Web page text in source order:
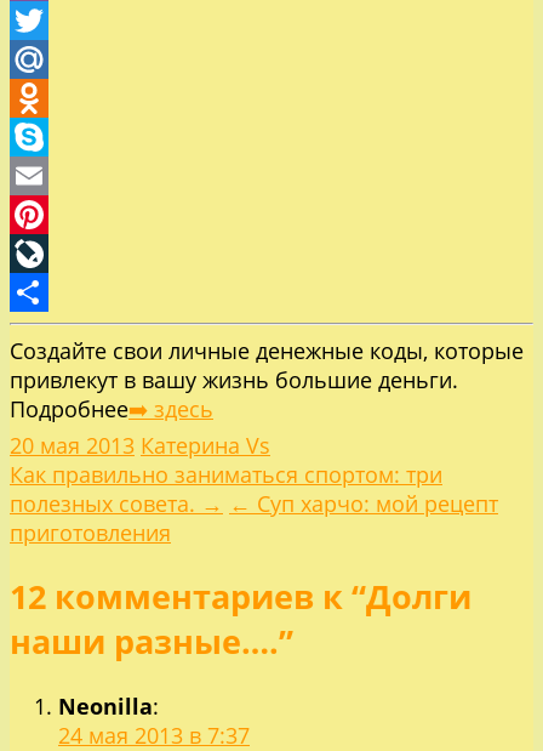
Viber
Twitter
Mail.Ru
Odnoklassniki
Skype
Email
Pinterest
LiveJournal
Отправить
Создайте свои личные денежные коды, которые
привлекут в вашу жизнь большие деньги.
Подробнее➡️ здесь
20 мая 2013 Катерина Vs
Навигация
по
записям
Как правильно заниматься спортом: три
полезных совета. → ← Суп харчо: мой рецепт
приготовления
12 комментариев к “Долги
наши разные….”
Neonilla:
24 мая 2013 в 7:37